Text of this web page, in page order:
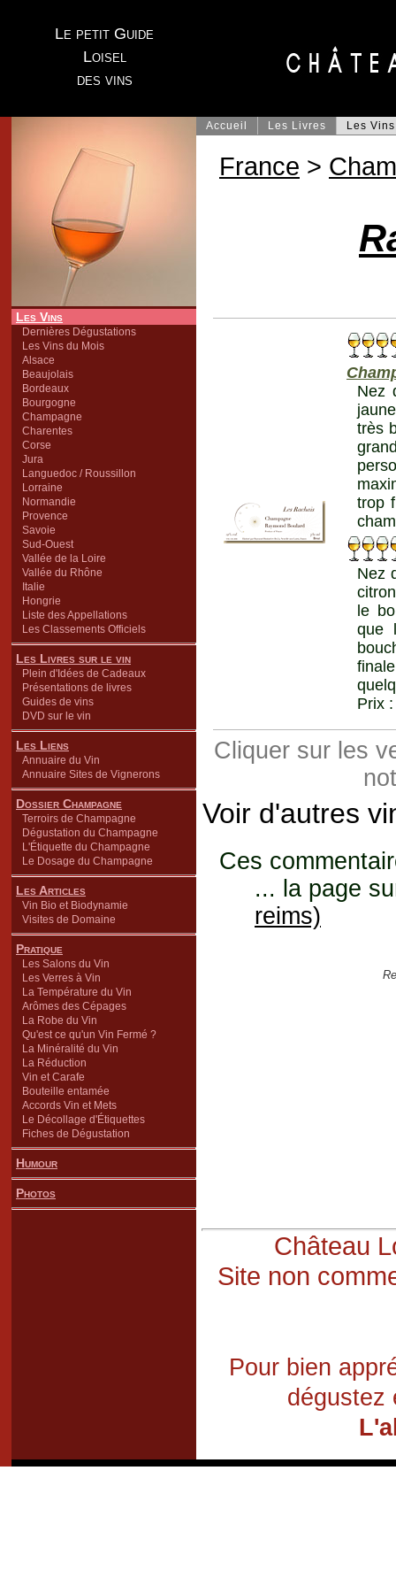
Le petit Guide
Loisel
des vins
Les Vins
Dernières Dégustations
Les Vins du Mois
Alsace
Beaujolais
Bordeaux
Bourgogne
Champagne
Charentes
Corse
Jura
Languedoc / Roussillon
Lorraine
Normandie
Provence
Savoie
Sud-Ouest
Vallée de la Loire
Vallée du Rhône
Italie
Hongrie
Liste des Appellations
Les Classements Officiels
Les Livres sur le vin
Plein d'Idées de Cadeaux
Présentations de livres
Guides de vins
DVD sur le vin
Les Liens
Annuaire du Vin
Annuaire Sites de Vignerons
Dossier Champagne
Terroirs de Champagne
Dégustation du Champagne
L'Étiquette du Champagne
Le Dosage du Champagne
Les Articles
Vin Bio et Biodynamie
Visites de Domaine
Pratique
Les Salons du Vin
Les Verres à Vin
La Température du Vin
Arômes des Cépages
La Robe du Vin
Qu'est ce qu'un Vin Fermé ?
La Minéralité du Vin
La Réduction
Vin et Carafe
Bouteille entamée
Accords Vin et Mets
Le Décollage d'Étiquettes
Fiches de Dégustation
Humour
Photos
Accueil Les Livres Les Vins
France >
Nez
très
trop
Nez
le
que
Prix
Cliquer sur les
Voir d'autres
Ces
... la page
reims)
Château
Site non
Pour bien
dégustez